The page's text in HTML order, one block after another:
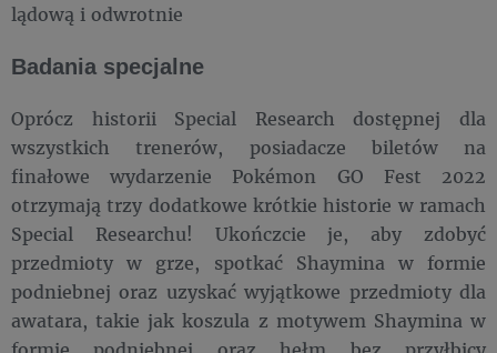
lądową i odwrotnie
Badania specjalne
Oprócz historii Special Research dostępnej dla
wszystkich trenerów, posiadacze biletów na
finałowe wydarzenie Pokémon GO Fest 2022
otrzymają trzy dodatkowe krótkie historie w ramach
Special Researchu! Ukończcie je, aby zdobyć
przedmioty w grze, spotkać Shaymina w formie
podniebnej oraz uzyskać wyjątkowe przedmioty dla
awatara, takie jak koszula z motywem Shaymina w